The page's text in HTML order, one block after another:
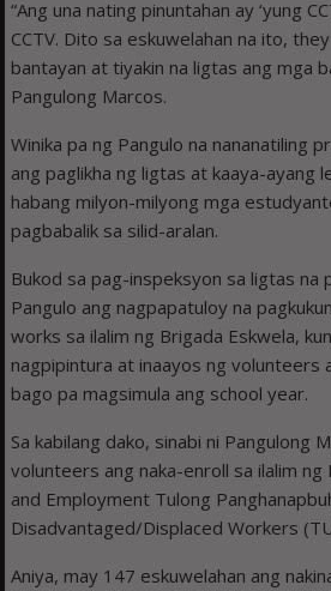
“Ang una nating pinuntahan ay ‘yung
CCTV. Dito sa eskuwelahan na ito,
bantayan at tiyakin na ligtas ang mga
Pangulong Marcos.
Winika pa ng Pangulo na nananatiling
ang paglikha ng ligtas at kaaya-ayang
habang milyon-milyong mga
pagbabalik sa silid-aralan.
Bukod sa pag-inspeksyon sa ligtas na
Pangulo ang nagpapatuloy na
works sa ilalim ng Brigada Eskwela,
nagpipintura at inaayos ng volunteers
bago pa magsimula ang school year.
Sa kabilang dako, sinabi ni Pangulong
volunteers ang naka-enroll sa ilalim
and Employment Tulong
Disadvantaged/Displaced Workers
Aniya, may 147 eskuwelahan ang